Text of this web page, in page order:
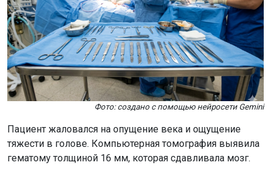
Фото: создано с помощью нейросети Gemini
Пациент жаловался на опущение века и ощущение
тяжести в голове. Компьютерная томография выявила
гематому толщиной 16 мм, которая сдавливала мозг.